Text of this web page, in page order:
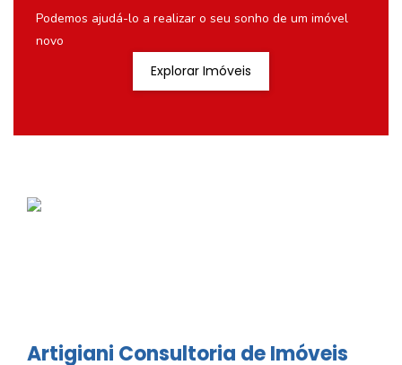
Podemos ajudá-lo a realizar o seu sonho de um imóvel
novo
Explorar Imóveis
Artigiani Consultoria de Imóveis